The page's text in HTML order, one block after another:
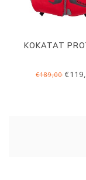
KOKATAT
€189,00